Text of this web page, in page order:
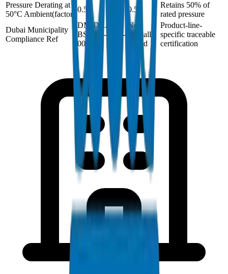
Pressure Derating at
50°C Ambient(factor
0.5 0.5
Retains 50% of
rated pressure
Dubai Municipality
Compliance Ref
DM-DRAIN-
BS1401-2024-
002
Not
typically
issued
Product-line-
specific traceable
certification